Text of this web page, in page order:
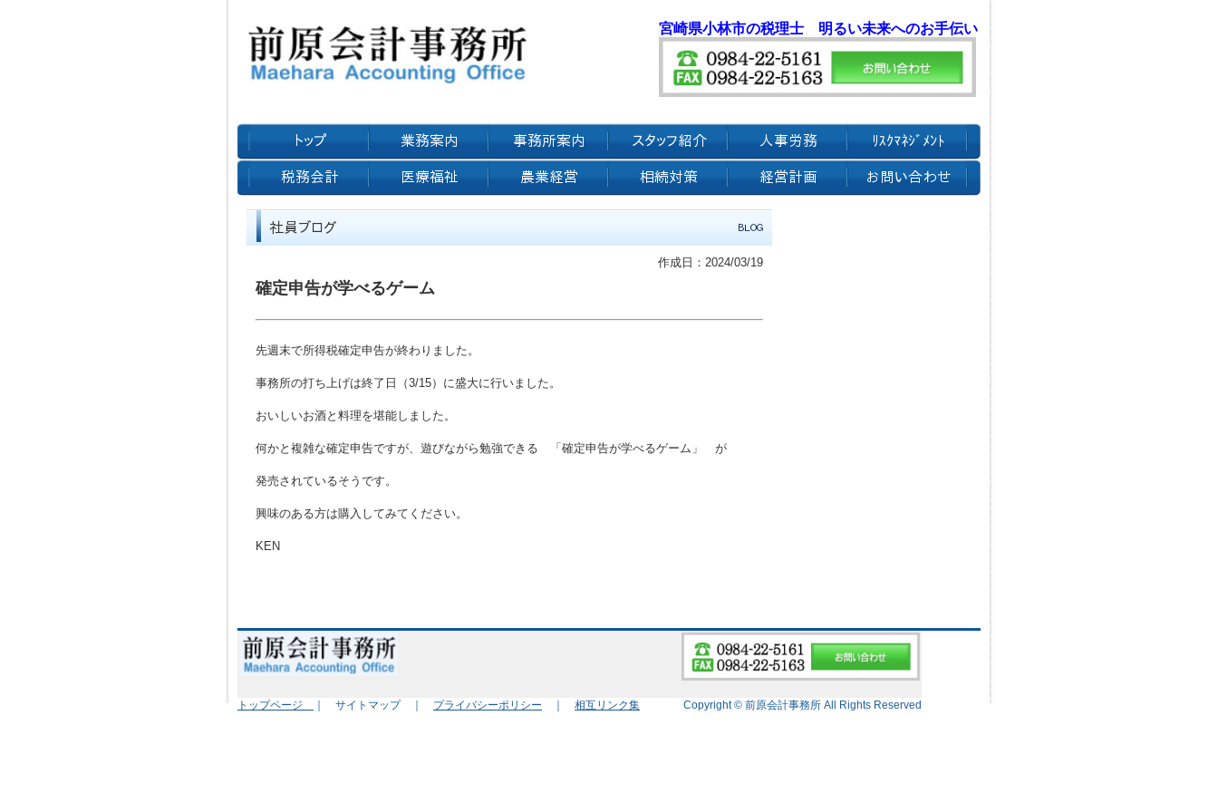
宮崎県小林市の税理士 明るい未来へのお手伝い
作成日：2024/03/19
確定申告が学べるゲーム
先週末で所得税確定申告が終わりました。
事務所の打ち上げは終了日（3/15）に盛大に行いました。
おいしいお酒と料理を堪能しました。
何かと複雑な確定申告ですが、遊びながら勉強できる 「確定申告が学べるゲーム」 が
発売されているそうです。
興味のある方は購入してみてください。
KEN
トップページ ｜ サイトマップ ｜ プライバシーポリシー ｜ 相互リンク集 Copyright © 前原会計事務所 All Rights Reserved